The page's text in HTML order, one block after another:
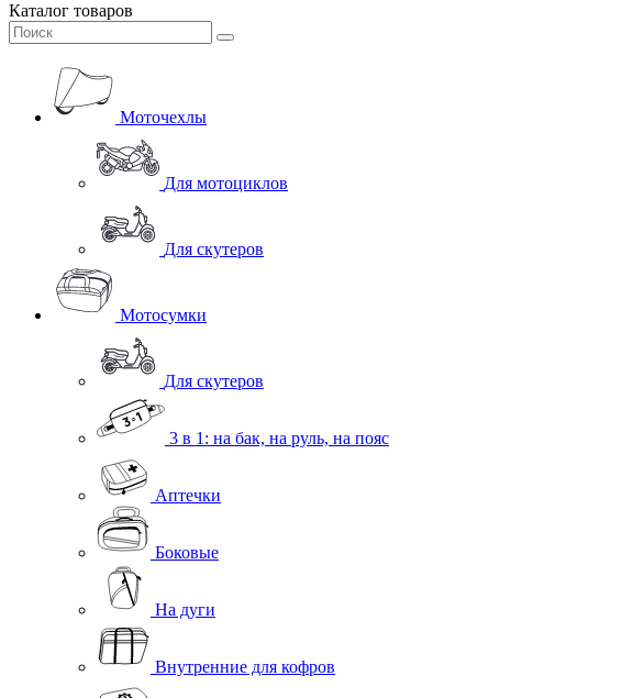
Каталог товаров
Моточехлы
Для мотоциклов
Для скутеров
Мотосумки
Для скутеров
3 в 1: на бак, на руль, на пояс
Аптечки
Боковые
На дуги
Внутренние для кофров